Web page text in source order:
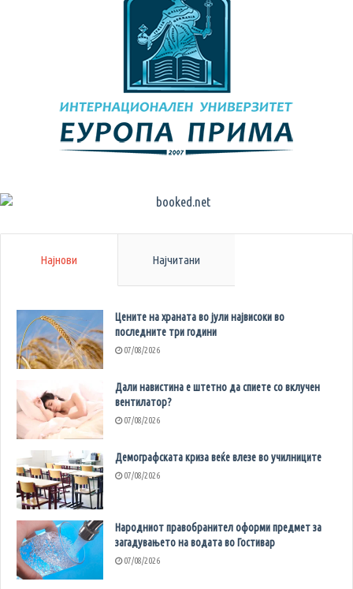
Најнови Најчитани
Цените на храната во јули највисоки во
последните три години
07/08/2026
Дали навистина е штетно да спиете со вклучен
вентилатор?
07/08/2026
Демографската криза веќе влезе во училниците
07/08/2026
Народниот правобранител оформи предмет за
загадувањето на водата во Гостивар
07/08/2026